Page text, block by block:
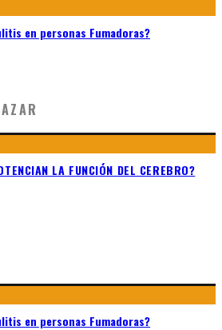
en personas Fumadoras?
LA FUNCIÓN DEL CEREBRO?
en personas Fumadoras?